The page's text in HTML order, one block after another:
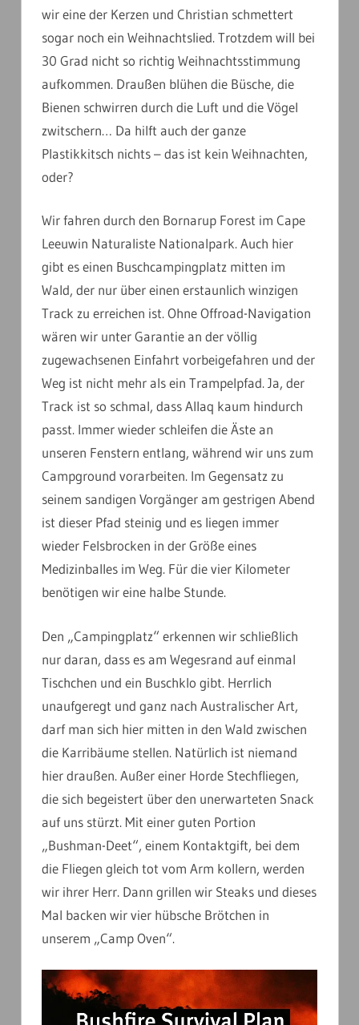
wir eine der Kerzen und Christian schmettert
sogar noch ein Weihnachtslied. Trotzdem will bei
30 Grad nicht so richtig Weihnachtsstimmung
aufkommen. Draußen blühen die Büsche, die
Bienen schwirren durch die Luft und die Vögel
zwitschern… Da hilft auch der ganze
Plastikkitsch nichts – das ist kein Weihnachten,
oder?
Wir fahren durch den Bornarup Forest im Cape
Leeuwin Naturaliste Nationalpark. Auch hier
gibt es einen Buschcampingplatz mitten im
Wald, der nur über einen erstaunlich winzigen
Track zu erreichen ist. Ohne Offroad-Navigation
wären wir unter Garantie an der völlig
zugewachsenen Einfahrt vorbeigefahren und der
Weg ist nicht mehr als ein Trampelpfad. Ja, der
Track ist so schmal, dass Allaq kaum hindurch
passt. Immer wieder schleifen die Äste an
unseren Fenstern entlang, während wir uns zum
Campground vorarbeiten. Im Gegensatz zu
seinem sandigen Vorgänger am gestrigen Abend
ist dieser Pfad steinig und es liegen immer
wieder Felsbrocken in der Größe eines
Medizinballes im Weg. Für die vier Kilometer
benötigen wir eine halbe Stunde.
Den „Campingplatz“ erkennen wir schließlich
nur daran, dass es am Wegesrand auf einmal
Tischchen und ein Buschklo gibt. Herrlich
unaufgeregt und ganz nach Australischer Art,
darf man sich hier mitten in den Wald zwischen
die Karribäume stellen. Natürlich ist niemand
hier draußen. Außer einer Horde Stechfliegen,
die sich begeistert über den unerwarteten Snack
auf uns stürzt. Mit einer guten Portion
„Bushman-Deet“, einem Kontaktgift, bei dem
die Fliegen gleich tot vom Arm kollern, werden
wir ihrer Herr. Dann grillen wir Steaks und dieses
Mal backen wir vier hübsche Brötchen in
unserem „Camp Oven“.